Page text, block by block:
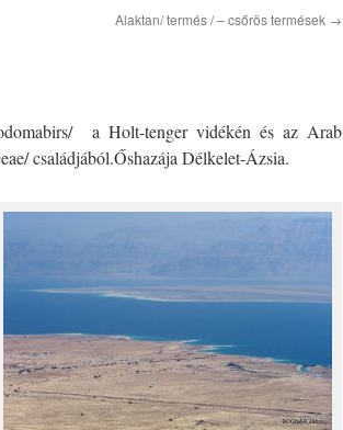
Alaktan/ termés / – csőrös termések →
a Holt-tenger vidékén és az Arab
családjából.Őshazája Délkelet-Ázsia.